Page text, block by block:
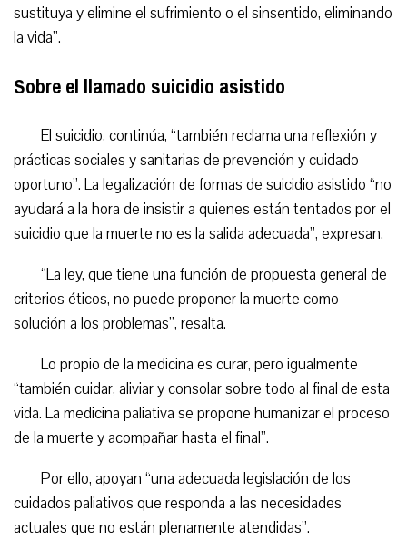
sustituya y elimine el sufrimiento o el sinsentido, eliminando
la vida”.
Sobre el llamado suicidio asistido
El suicidio, continúa, “también reclama una reflexión y
prácticas sociales y sanitarias de prevención y cuidado
oportuno”. La legalización de formas de suicidio asistido “no
ayudará a la hora de insistir a quienes están tentados por el
suicidio que la muerte no es la salida adecuada”, expresan.
“La ley, que tiene una función de propuesta general de
criterios éticos, no puede proponer la muerte como
solución a los problemas”, resalta.
Lo propio de la medicina es curar, pero igualmente
“también cuidar, aliviar y consolar sobre todo al final de esta
vida. La medicina paliativa se propone humanizar el proceso
de la muerte y acompañar hasta el final”.
Por ello, apoyan “una adecuada legislación de los
cuidados paliativos que responda a las necesidades
actuales que no están plenamente atendidas”.